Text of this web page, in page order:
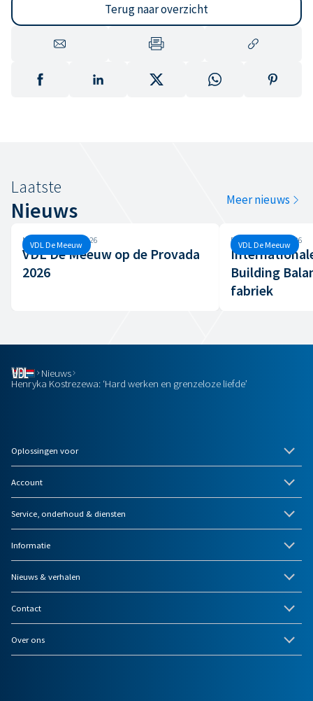
Terug naar overzicht
Laatste
Nieuws Meer nieuws
VDL De Meeuw
Maandag, 8 juni, 2026
VDL De Meeuw op de Provada
2026
VDL De Meeuw
Dinsdag, 7 april, 2026
Building
fabriek
Nieuws
Henryka Kostrezewa: ‘Hard werken en grenzeloze liefde’
Oplossingen voor
Account
Service, onderhoud & diensten
Informatie
Nieuws & verhalen
Contact
Over ons